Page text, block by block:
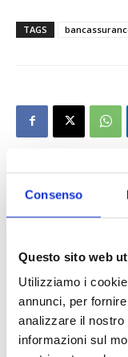
Consenso
Questo sito web
Utilizziamo i
annunci, per
analizzare il
informazioni sul
TAGS